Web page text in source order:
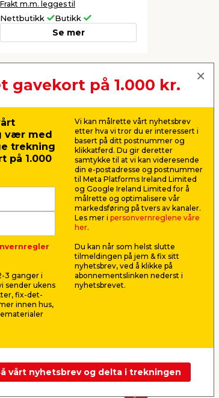
Frakt m.m. legges til
Nettbutikk Butikk
Se mer
Neste
Dørkrok 105 mm
elforsinket 2 stk.
Brukes som lås på døren. I
elforsinket stål. Diameter 4,2
mm.
39,90
Se mer
Leifheit
270
27 meter
gavekort på 1.000 kr.
vær med
trekning
på 1.000
3 ganger i
sender ukens
fix-det-
innen hus,
Vi kan målrette vårt nyhetsbrev
etter hva vi tror du er interessert i
basert på ditt postnummer og
klikkatferd. Du gir deretter
samtykke til at vi kan videresende
din e-postadresse og postnummer
til Meta Platforms Ireland Limited
og Google Ireland Limited for å
målrette og optimalisere vår
markedsføring på tvers av kanaler.
Les mer i personvernreglene våre
her.
Du kan når som helst slutte
tilmeldingen på jem & fix sitt
nyhetsbrev, ved å klikke på
abonnementslinken nederst i
nyhetsbrevet.
vårt nyhetsbrev og delta i trekningen